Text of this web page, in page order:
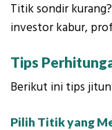
Titik sondir
investor kabur,
Tips
Berikut ini tips
Pilih Titik yang